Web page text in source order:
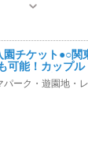
チケット●○関
可能！カップ
駅より車で10
パーク・遊園地・